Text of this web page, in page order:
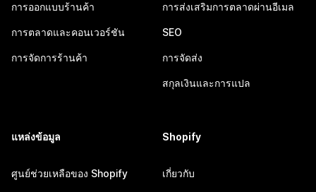
การออกแบบร้านค้า
การตลาดและคอนเวอร์ชัน
การจัดการร้านค้า
การส่งเสริมการตลาดผ่านอีเมล
SEO
การจัดส่ง
สกุลเงินและการแปล
แหล่งข้อมูล
ศูนย์ช่วยเหลือของ Shopify
Shopify
เกี่ยวกับ